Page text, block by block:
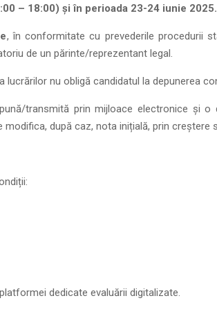
– 18:00) și în perioada 23-24 iunie 2025.
, în conformitate cu prevederile procedurii
de un părinte/reprezentant legal.
nu obligă candidatul la depunerea
transmită prin mijloace electronice și o
după caz, nota inițială, prin creștere
dedicate evaluării digitalizate.